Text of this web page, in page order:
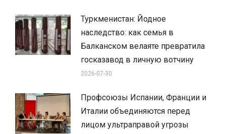
Туркменистан: Йодное
наследство: как семья в
Балканском велаяте превратила
госказавод в личную вотчину
2026-07-30
Профсоюзы Испании, Франции и
Италии объединяются перед
лицом ультраправой угрозы